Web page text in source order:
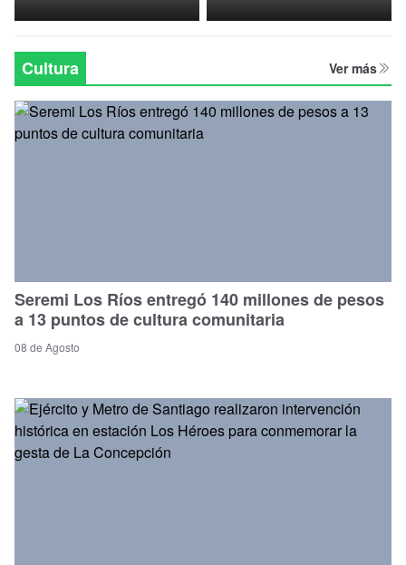
Política
Regional
Cultura Ver más
Seremi Los Ríos entregó 140 millones de pesos
a 13 puntos de cultura comunitaria
08 de Agosto